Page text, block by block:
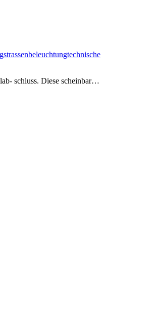
strassenbeleuchtungtechnische
schluss. Diese scheinbar…